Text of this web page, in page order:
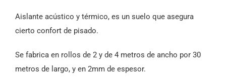
Aislante acústico y térmico, es un suelo que asegura
cierto confort de pisado.
Se fabrica en rollos de 2 y de 4 metros de ancho por 30
metros de largo, y en 2mm de espesor.